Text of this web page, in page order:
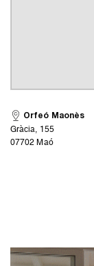
Orfeó Maonès
Gràcia, 155
07702 Maó